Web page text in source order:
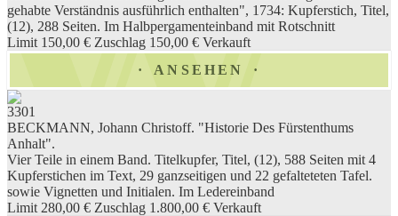
gehabte Verständnis ausführlich enthalten", 1734: Kupferstich, Titel,
(12), 288 Seiten. Im Halbpergamenteinband mit Rotschnitt
Limit 150,00 € Zuschlag 150,00 € Verkauft
ANSEHEN
3301
BECKMANN, Johann Christoff. "Historie Des Fürstenthums
Anhalt".
Vier Teile in einem Band. Titelkupfer, Titel, (12), 588 Seiten mit 4
Kupferstichen im Text, 29 ganzseitigen und 22 gefalteteten Tafel.
sowie Vignetten und Initialen. Im Ledereinband
Limit 280,00 € Zuschlag 1.800,00 € Verkauft